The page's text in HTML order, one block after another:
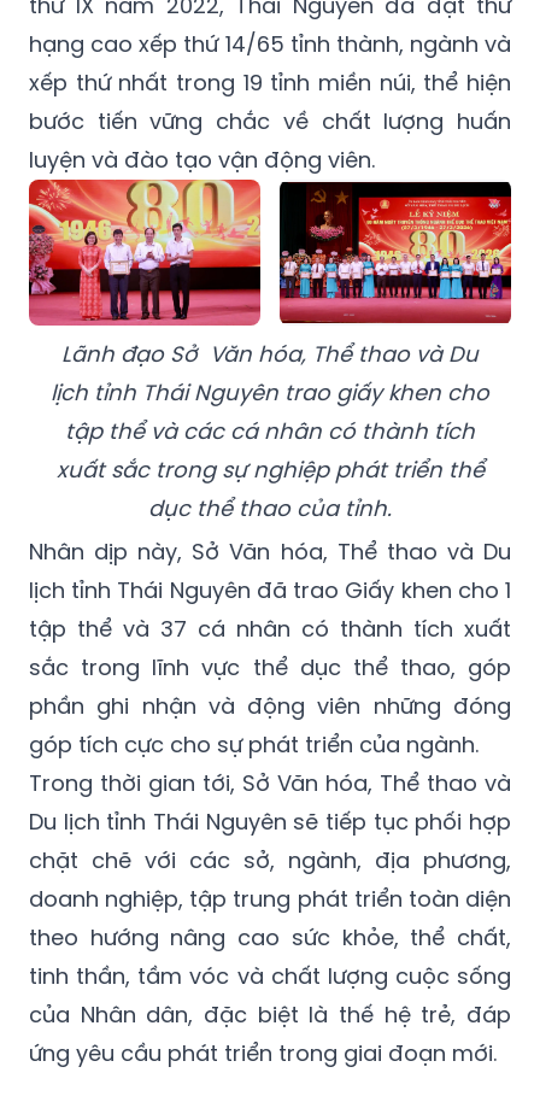
hạng cao xếp thứ 14/65 tỉnh thành, ngành và
xếp thứ nhất trong 19 tỉnh miền núi, thể hiện
bước tiến vững chắc về chất lượng huấn
luyện và đào tạo vận động viên.
Lãnh đạo Sở Văn hóa, Thể thao và Du
lịch tỉnh Thái Nguyên trao giấy khen cho
tập thể và các cá nhân có thành tích
xuất sắc trong sự nghiệp phát triển thể
dục thể thao của tỉnh.
Nhân dịp này, Sở Văn hóa, Thể thao và Du
lịch tỉnh Thái Nguyên đã trao Giấy khen cho 1
tập thể và 37 cá nhân có thành tích xuất
sắc trong lĩnh vực thể dục thể thao, góp
phần ghi nhận và động viên những đóng
góp tích cực cho sự phát triển của ngành.
Trong thời gian tới, Sở Văn hóa, Thể thao và
Du lịch tỉnh Thái Nguyên sẽ tiếp tục phối hợp
chặt chẽ với các sở, ngành, địa phương,
doanh nghiệp, tập trung phát triển toàn diện
theo hướng nâng cao sức khỏe, thể chất,
tinh thần, tầm vóc và chất lượng cuộc sống
của Nhân dân, đặc biệt là thế hệ trẻ, đáp
ứng yêu cầu phát triển trong giai đoạn mới.